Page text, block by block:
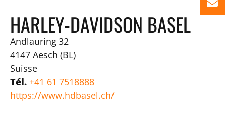
HARLEY-DAVIDSON BASEL
Andlauring 32
4147 Aesch (BL)
Suisse
Tél. +41 61 7518888
https://www.hdbasel.ch/